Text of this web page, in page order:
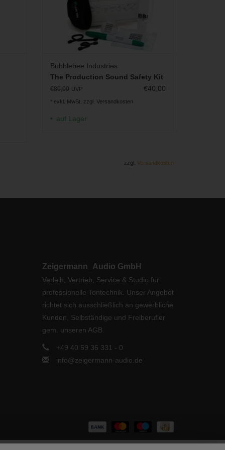
Bubblebee Industries
The Production Sound Safety Kit
€80,00 UVP €40,00
* exkl. MwSt. zzgl. Versandkosten
auf Lager
zzgl. Versandkosten
Zeigermann_Audio GmbH
Verleih, Vertrieb, Service & Studio für
professionelle Tontechnik. Unser Angebot
richtet sich ausschließlich an gewerbliche
Kunden, Selbständige und Freiberufler
gem. unseren AGB.
+49 40 59 36 331 - 0
info@zeigermann-audio.de